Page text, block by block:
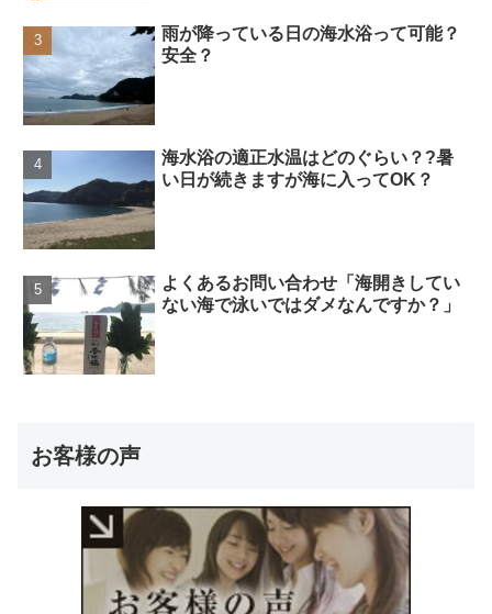
雨が降っている日の海水浴って可能？
安全？
海水浴の適正水温はどのぐらい？?暑
い日が続きますが海に入ってOK？
よくあるお問い合わせ「海開きしてい
ない海で泳いではダメなんですか？」
お客様の声